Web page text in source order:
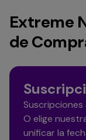
Extreme
de
Suscripciones
O elige
unificar la